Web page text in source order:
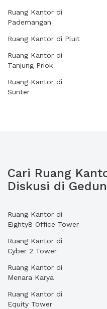
Ruang Kantor di
Pademangan
Ruang Kantor di Pluit
Ruang Kantor di
Tanjung Priok
Ruang Kantor di
Sunter
Cari Ruang
Diskusi di
Ruang Kantor di
Eighty8 Office Tower
Ruang Kantor di
Cyber 2 Tower
Ruang Kantor di
Menara Karya
Ruang Kantor di
Equity Tower